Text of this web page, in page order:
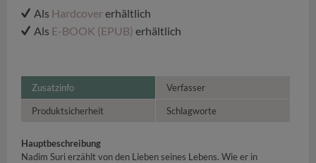
Als Hardcovererhältlich
Als E-BOOK (EPUB) erhältlich
Zusatzinfo Verfasser
Produktsicherheit Schlagworte
Hauptbeschreibung
Nadim Suri erzählt von den Lieben seines Lebens. Wie er in